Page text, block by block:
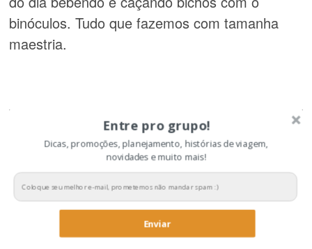
binóculos. Tudo que fazemos com tamanha
maestria.
Saiba mais sobreBrotas
Saiba mais sobreItirapina
Entre pro grupo!
Dicas, promoções, planejamento, histórias de viagem,
novidades e muito mais!
Enviar